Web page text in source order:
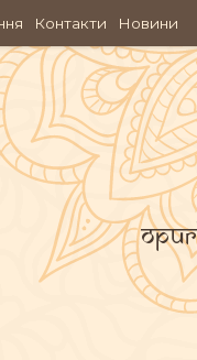
Контакти Новини